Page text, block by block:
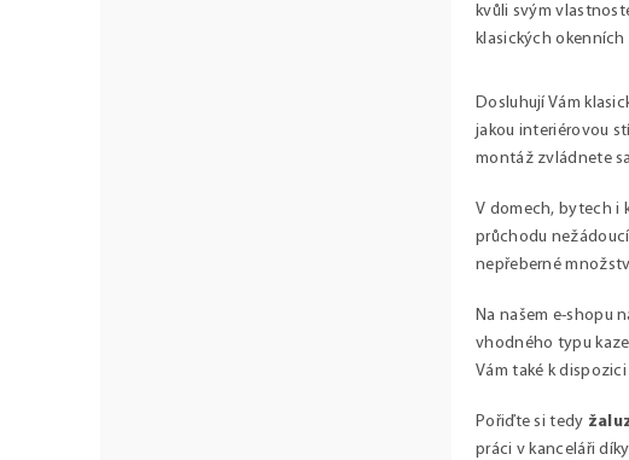
r
v
v
ý
p
s
kvůli svým
klasických
Dosluhují Vám
jakou interiérovou
montáž zvládnete
V domech, bytech i
průchodu
nepřeberné
Na našem e-shopu
vhodného typu
Vám také k
Pořiďte si tedy
práci v kanceláři